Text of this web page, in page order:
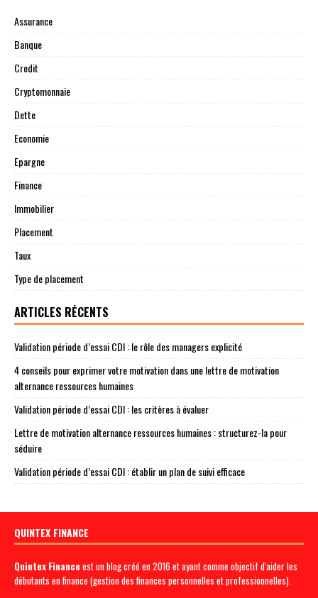
Assurance
Banque
Credit
Cryptomonnaie
Dette
Economie
Epargne
Finance
Immobilier
Placement
Taux
Type de placement
ARTICLES RÉCENTS
Validation période d’essai CDI : le rôle des managers explicité
4 conseils pour exprimer votre motivation dans une lettre de motivation
alternance ressources humaines
Validation période d’essai CDI : les critères à évaluer
Lettre de motivation alternance ressources humaines : structurez-la pour
séduire
Validation période d’essai CDI : établir un plan de suivi efficace
QUINTEX FINANCE
Quintex Finance est un blog créé en 2016 et ayant comme objectif d'aider les
débutants en finance (gestion des finances personnelles et professionnelles).